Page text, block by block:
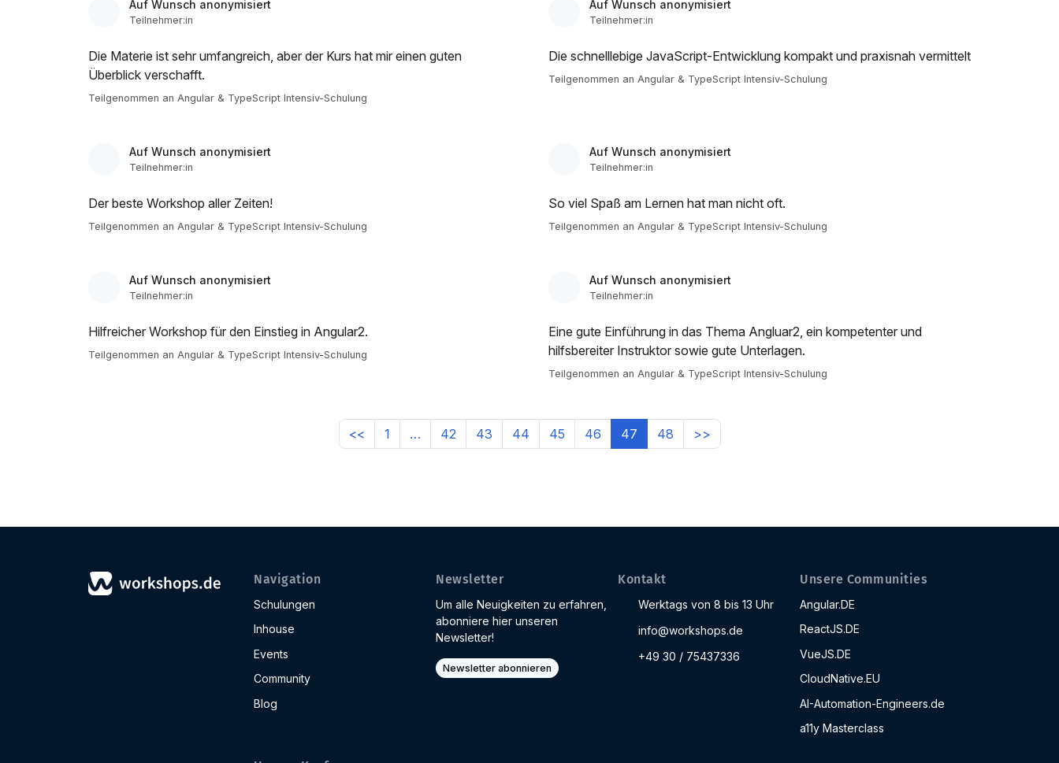
Auf Wunsch anonymisiert
Teilnehmer:in
Die Materie ist sehr umfangreich, aber der Kurs hat mir einen guten
Überblick verschafft.
Teilgenommen an Angular & TypeScript Intensiv-Schulung
Auf Wunsch anonymisiert
Teilnehmer:in
Die schnelllebige JavaScript-Entwicklung kompakt und praxisnah vermittelt
Teilgenommen an Angular & TypeScript Intensiv-Schulung
Auf Wunsch anonymisiert
Teilnehmer:in
Der beste Workshop aller Zeiten!
Teilgenommen an Angular & TypeScript Intensiv-Schulung
Auf Wunsch anonymisiert
Teilnehmer:in
So viel Spaß am Lernen hat man nicht oft.
Teilgenommen an Angular & TypeScript Intensiv-Schulung
Auf Wunsch anonymisiert
Teilnehmer:in
Hilfreicher Workshop für den Einstieg in Angular2.
Teilgenommen an Angular & TypeScript Intensiv-Schulung
Auf Wunsch anonymisiert
Teilnehmer:in
Eine gute Einführung in das Thema Angluar2, ein kompetenter und
hilfsbereiter Instruktor sowie gute Unterlagen.
Teilgenommen an Angular & TypeScript Intensiv-Schulung
<< 1 … 42 43 44 45 46 47 48 >>
Navigation
Schulungen
Inhouse
Events
Community
Blog
Newsletter
Um alle Neuigkeiten zu erfahren,
abonniere hier unseren
Newsletter!
Newsletter abonnieren
Kontakt
Werktags von 8 bis 13 Uhr
info@workshops.de
+49 30 / 75437336
Unsere Communities
Angular.DE
ReactJS.DE
VueJS.DE
CloudNative.EU
AI-Automation-Engineers.de
a11y Masterclass